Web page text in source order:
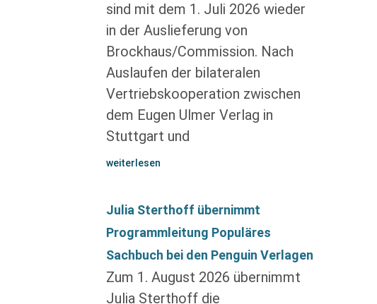
sind mit dem 1. Juli 2026 wieder
in der Auslieferung von
Brockhaus/Commission. Nach
Auslaufen der bilateralen
Vertriebskooperation zwischen
dem Eugen Ulmer Verlag in
Stuttgart und
weiterlesen
Julia Sterthoff übernimmt
Programmleitung Populäres
Sachbuch bei den Penguin Verlagen
Zum 1. August 2026 übernimmt
Julia Sterthoff die